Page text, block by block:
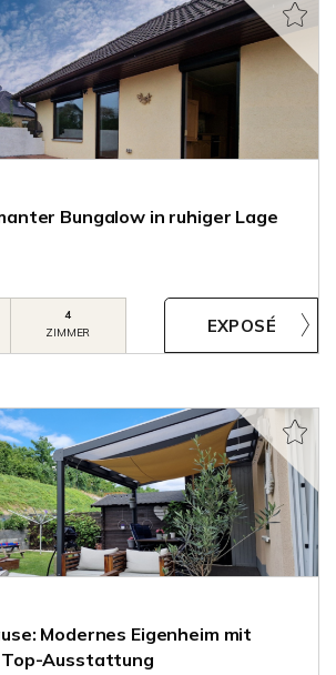
Bungalow in ruhiger Lage
4
ZIMMER
Modernes Eigenheim mit
Top-Ausstattung